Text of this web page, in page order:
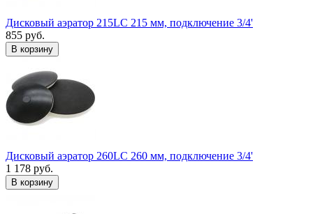
Дисковый аэратор 215LC 215 мм, подключение 3/4'
855 руб.
В корзину
Дисковый аэратор 260LC 260 мм, подключение 3/4'
1 178 руб.
В корзину